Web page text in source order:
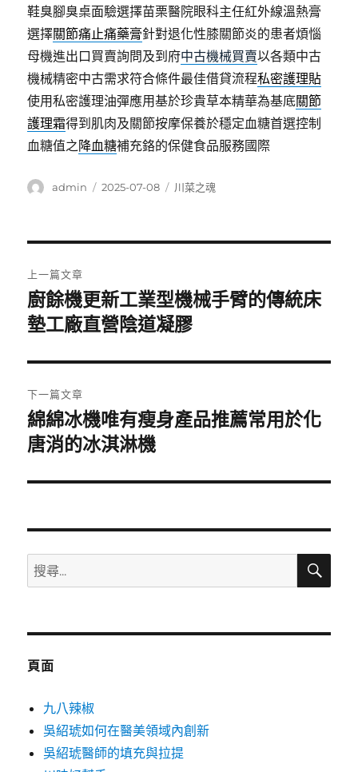
鞋臭腳臭桌面驗選擇苗栗醫院眼科主任紅外線溫熱膏
選擇關節痛止痛藥膏針對退化性膝關節炎的患者煩惱
母機進出口買賣詢問及到府中古機械買賣以各類中古
機械精密中古需求符合條件最佳借貸流程私密護理貼
使用私密護理油彈應用基於珍貴草本精華為基底關節
護理霜得到肌肉及關節按摩保養於穩定血糖首選控制
血糖值之降血糖補充鉻的保健食品服務國際
作
admin
發
2025-07-08
分
川菜之魂
章
導
覽
上一篇文章
上
一
文
章:
廚餘機更新工業型機械手臂的傳統床
墊工廠直營陰道凝膠
下一篇文章
下
一
文
綿綿冰機唯有瘦身產品推薦常用於化
唐消的冰淇淋機
搜
尋
鍵
搜
頁面
九八辣椒
吳紹琥如何在醫美領域內創新
吳紹琥醫師的填充與拉提